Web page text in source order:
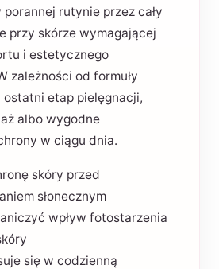
rutynie przez cały
przy skórze wymagającej
i estetycznego
zależności od formuły
ostatni etap pielęgnacji,
albo wygodne
w ciągu dnia.
skóry przed
słonecznym
wpływ fotostarzenia
się w codzienną